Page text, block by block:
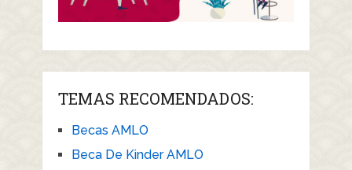
TEMAS RECOMENDADOS:
Becas AMLO
Beca De Kinder AMLO